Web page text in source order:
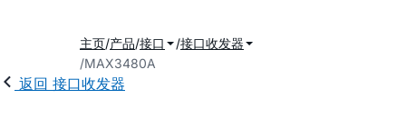
主页 产品 接口 接口收发器
2
MAX3480A
返回 接口收发器